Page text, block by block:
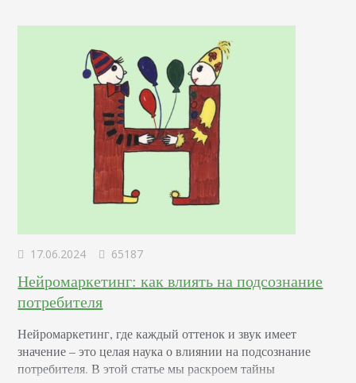
17.06.2024 65187
Нейромаркетинг: как влиять на подсознание
потребителя
Нейромаркетинг, где каждый оттенок и звук имеет
значение – это целая наука о влиянии на подсознание
потребителя. В этой статье мы раскроем тайны